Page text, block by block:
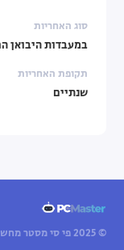
סוג האחריות
במעבדות היבואן
תקופת האחריות
שנתיים
© 2025 פי סי מסטר מחשבים וסלולר. כל הזכויות שמורות.